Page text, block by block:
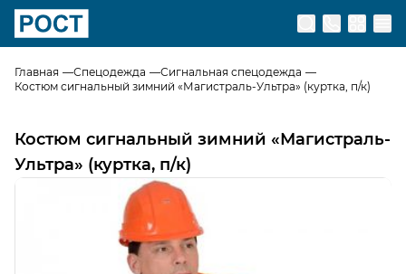
Перейти на главную страницу
Главная Спецодежда
Сигнальная спецодежда
Костюм сигнальный зимний «Магистраль-Ультра» (куртка, п/к)
Костюм сигнальный зимний «Магистраль-
Ультра» (куртка, п/к)